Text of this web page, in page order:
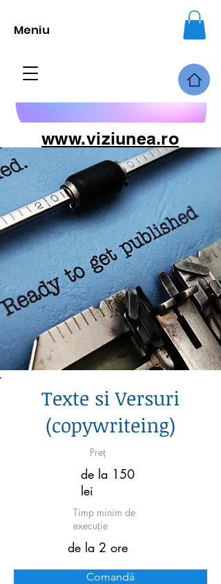
Meniu
www.viziunea.ro
Texte si Versuri
(copywriteing)
Preț
de la 150
lei
Timp minim de
execuție
de la 2 ore
Comandă